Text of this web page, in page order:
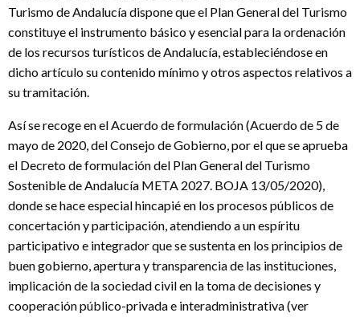
Turismo de Andalucía dispone que el Plan General del Turismo
constituye el instrumento básico y esencial para la ordenación
de los recursos turísticos de Andalucía, estableciéndose en
dicho artículo su contenido mínimo y otros aspectos relativos a
su tramitación.
Así se recoge en el Acuerdo de formulación (Acuerdo de 5 de
mayo de 2020, del Consejo de Gobierno, por el que se aprueba
el Decreto de formulación del Plan General del Turismo
Sostenible de Andalucía META 2027. BOJA 13/05/2020),
donde se hace especial hincapié en los procesos públicos de
concertación y participación, atendiendo a un espíritu
participativo e integrador que se sustenta en los principios de
buen gobierno, apertura y transparencia de las instituciones,
implicación de la sociedad civil en la toma de decisiones y
cooperación público-privada e interadministrativa (ver